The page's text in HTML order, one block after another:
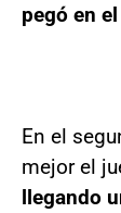
pegó en
En el
mejor el
llegando